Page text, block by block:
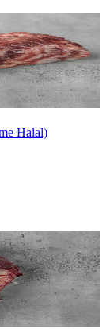
Halal)